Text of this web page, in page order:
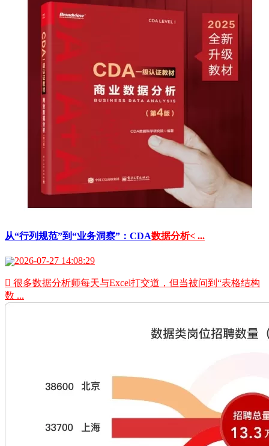
从“行列规范”到“业务洞察”：CDA数据分析< ...
2026-07-27 14:08:29
 很多数据分析师每天与Excel打交道，但当被问到“表格结构
数 ...